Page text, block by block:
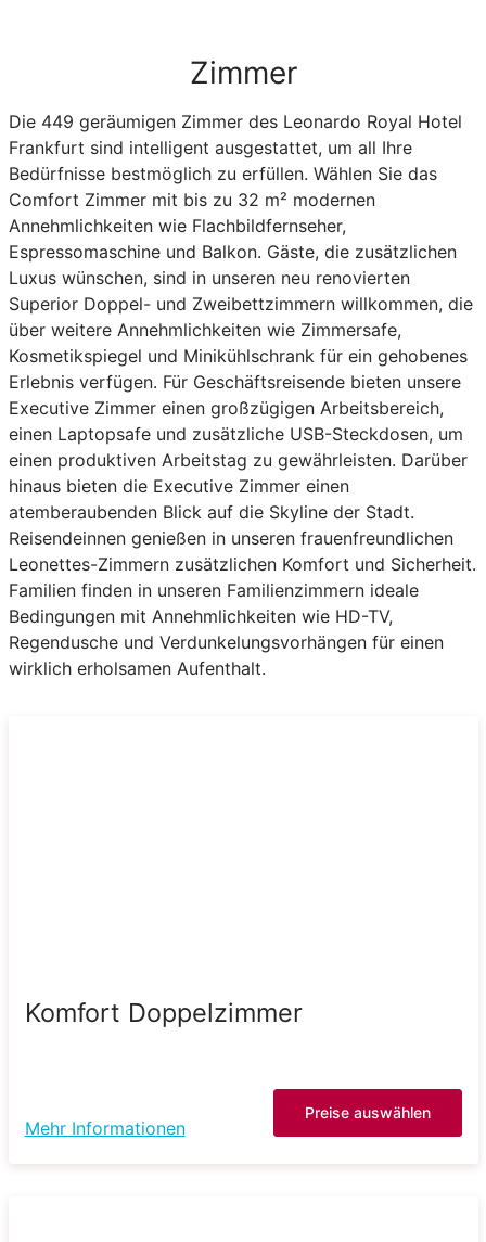
Zimmer
Die 449 geräumigen Zimmer des Leonardo Royal Hotel
Frankfurt sind intelligent ausgestattet, um all Ihre
Bedürfnisse bestmöglich zu erfüllen. Wählen Sie das
Comfort Zimmer mit bis zu 32 m² modernen
Annehmlichkeiten wie Flachbildfernseher,
Espressomaschine und Balkon. Gäste, die zusätzlichen
Luxus wünschen, sind in unseren neu renovierten
Superior Doppel- und Zweibettzimmern willkommen, die
über weitere Annehmlichkeiten wie Zimmersafe,
Kosmetikspiegel und Minikühlschrank für ein gehobenes
Erlebnis verfügen. Für Geschäftsreisende bieten unsere
Executive Zimmer einen großzügigen Arbeitsbereich,
einen Laptopsafe und zusätzliche USB-Steckdosen, um
einen produktiven Arbeitstag zu gewährleisten. Darüber
hinaus bieten die Executive Zimmer einen
atemberaubenden Blick auf die Skyline der Stadt.
Reisendeinnen genießen in unseren frauenfreundlichen
Leonettes-Zimmern zusätzlichen Komfort und Sicherheit.
Familien finden in unseren Familienzimmern ideale
Bedingungen mit Annehmlichkeiten wie HD-TV,
Regendusche und Verdunkelungsvorhängen für einen
wirklich erholsamen Aufenthalt.
Komfort Doppelzimmer
Mehr Informationen
Preise auswählen